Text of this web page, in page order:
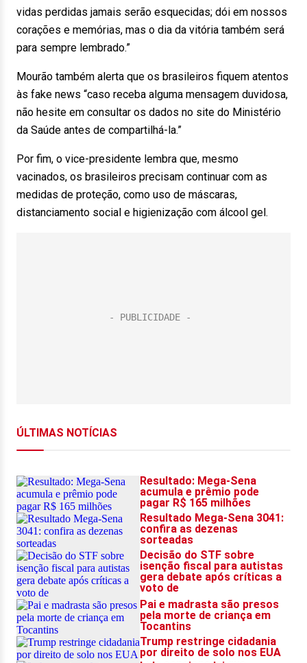
vidas perdidas jamais serão esquecidas; dói em nossos
corações e memórias, mas o dia da vitória também será
para sempre lembrado.”
Mourão também alerta que os brasileiros fiquem atentos
às fake news “caso receba alguma mensagem duvidosa,
não hesite em consultar os dados no site do Ministério
da Saúde antes de compartilhá-la.”
Por fim, o vice-presidente lembra que, mesmo
vacinados, os brasileiros precisam continuar com as
medidas de proteção, como uso de máscaras,
distanciamento social e higienização com álcool gel.